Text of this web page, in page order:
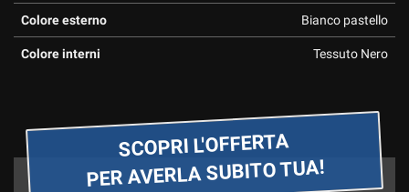
Colore esterno Bianco pastello
Colore interni Tessuto Nero
SCOPRI L'OFFERTA
PER AVERLA SUBITO TUA!
Cookie delle preferenze
Cookie analitici
Cookie di marketing